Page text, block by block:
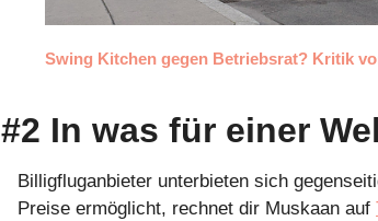
Swing Kitchen gegen Betriebsrat? Kritik
#2 In was für einer
Billigfluganbieter unterbieten sich
Preise ermöglicht, rechnet dir Muskaan auf